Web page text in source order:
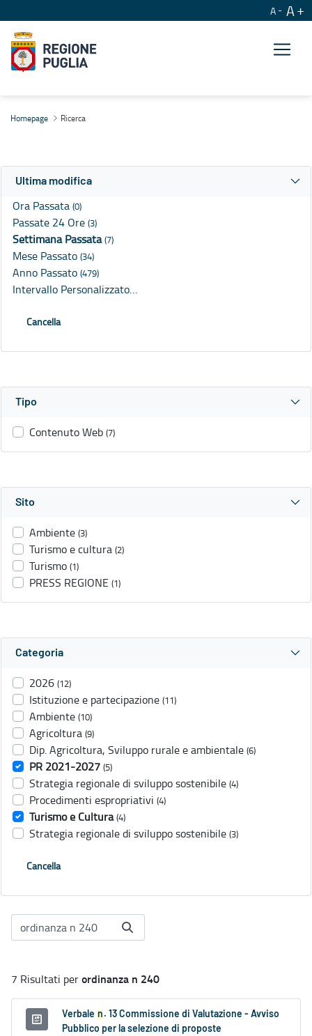
A A
Homepage Ricerca
Ultima modifica
Ora Passata (0)
Passate 24 Ore (3)
Settimana Passata(7)
Mese Passato (34)
Anno Passato (479)
Intervallo Personalizzato…
Cancella
Tipo
Contenuto Web (7)
Sito
Ambiente (3)
Turismo e cultura (2)
Turismo (1)
PRESS REGIONE (1)
Categoria
2026 (12)
Istituzione e partecipazione (11)
Ambiente (10)
Agricoltura (9)
Dip. Agricoltura, Sviluppo rurale e ambientale (6)
PR 2021-2027 (5)
Strategia regionale di sviluppo sostenibile (4)
Procedimenti espropriativi (4)
Turismo e Cultura (4)
Strategia regionale di sviluppo sostenibile (3)
Cancella
7 Risultati perordinanza n 240
Verbale n . 13 Commissione di Valutazione - Avviso
Pubblico per la selezione di proposte